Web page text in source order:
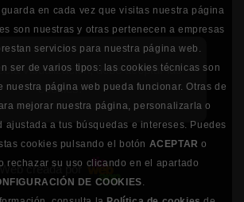
visualización, debe aceptar las
cookies.
creada por
en cada vez que visitas nuestra página
son nuestras y otras pertenecen a empresas
servicios para nuestra página web.
ser de varios tipos: las cookies técnicas son
nuestra página web pueda funcionar. Otras de
mejorar nuestra página, personalizarla o
ajustada a tus búsquedas e intereses. Puedes
cookies pulsando el botón ACEPTAR o
rechazar su uso clicando en el apartado
DE COOKIES.